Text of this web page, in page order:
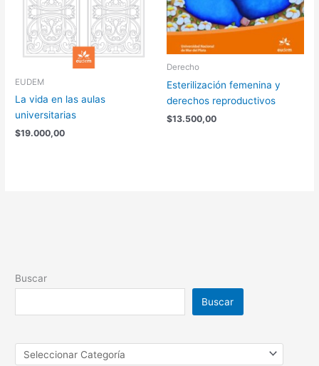
EUDEM
La vida en las aulas
universitarias
$19.000,00
Derecho
Esterilización femenina y
derechos reproductivos
$13.500,00
Buscar
Buscar
Categorías